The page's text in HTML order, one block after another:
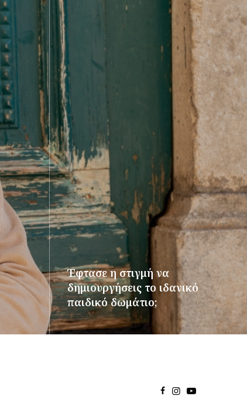
Έφτασε η στιγμή να
δημιουργήσεις το ιδανικό
παιδικό δωμάτιο;
ΠΕΡΙΣΣΌΤΕΡΑ